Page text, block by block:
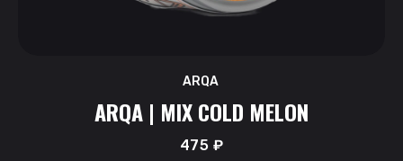
ARQA
ARQA | MIX COLD MELON
475 ₽